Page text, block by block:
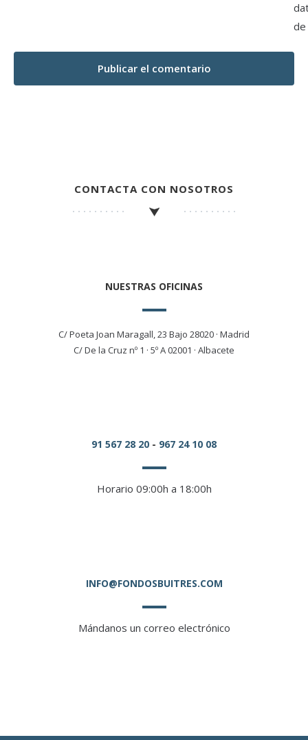
CONTACTA CON NOSOTROS
NUESTRAS OFICINAS
C/ Poeta Joan Maragall, 23 Bajo 28020 · Madrid
C/ De la Cruz nº 1 · 5º A 02001 · Albacete
91 567 28 20 - 967 24 10 08
Horario 09:00h a 18:00h
INFO@FONDOSBUITRES.COM
Mándanos un correo electrónico